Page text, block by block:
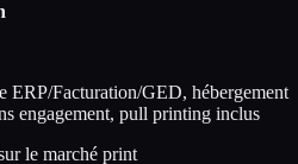
ERP/Facturation/GED, hébergement
engagement, pull printing inclus
le marché print